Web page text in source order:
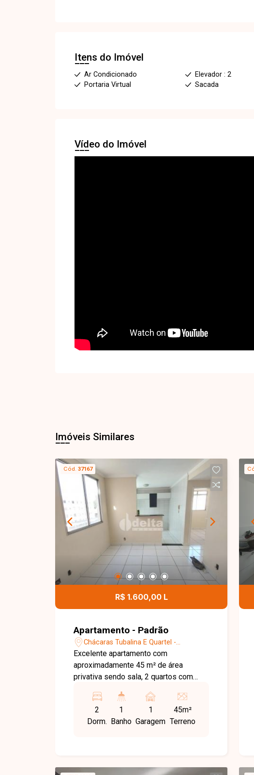
Itens do Imóvel
Ar Condicionado Elevador : 2
Portaria Virtual
Sacada
Vídeo do Imóvel
Imóveis Similares
Cód. 37167
R$ 1.600,00 L
Apartamento - Padrão
Chácaras Tubalina E Quartel -
Uberlândia/MG
Excelente apartamento com
aproximadamente 45 m² de área
privativa sendo sala, 2 quartos com
com box e armário, cozinha com
armários planejados, 01 área de serviço
e 01 vaga de garagem.
2
Dorm.
1
Banho
1
Garagem
45m²
Terreno